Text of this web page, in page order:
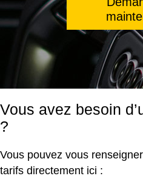
Vous avez besoin
?
Vous pouvez vous
tarifs directement ici :